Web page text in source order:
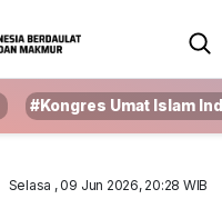
#Kongres Umat Islam
Selasa , 09 Jun 2026, 20:28 WIB